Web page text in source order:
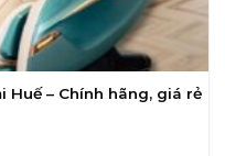
Huế – Chính hãng, giá rẻ